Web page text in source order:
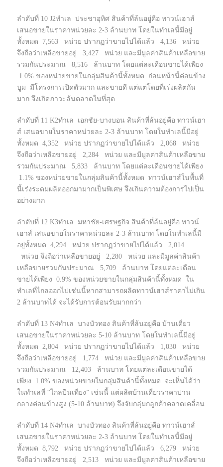
ลำดับที่ 10 J2ทำเล ประชาอุทิศ สินค้าที่ล้นอยู่คือ ทาวน์เฮาส์
เสนอขายในราคาหน่วยละ 2-3 ล้านบาท โดยในทำเลนี้มีอยู่
ทั้งหมด 7,563 หน่วย ปรากฏว่าขายไปได้แล้ว 4,136 หน่วย
จึงถือว่าเหลือขายอยู่ 3,427 หน่วย และมีมูลค่าสินค้าเหลือขาย
รวมกันประมาณ 8,516 ล้านบาท โดยแต่ละเดือนขายได้เพียง
1.0% ของหน่วยขายในกลุ่มสินค้านี้ทั้งหมด ก่อนหน้านี้ค่อนข้าง
บูม มีโครงการเปิดตัวมาก และขายดี แต่แต่โดยที่เร่งผลิตกัน
มาก จึงเกิดภาวะล้นตลาดในที่สุด
ลำดับที่ 11 K2ทำเล เอกชัย-บางบอน สินค้าที่ล้นอยู่คือ ทาวน์เฮา
ส์ เสนอขายในราคาหน่วยละ 2-3 ล้านบาท โดยในทำเลนี้มีอยู่
ทั้งหมด 4,352 หน่วย ปรากฏว่าขายไปได้แล้ว 2,068 หน่วย
จึงถือว่าเหลือขายอยู่ 2,284 หน่วย และมีมูลค่าสินค้าเหลือขาย
รวมกันประมาณ 5,833 ล้านบาท โดยแต่ละเดือนขายได้เพียง
1.1% ของหน่วยขายในกลุ่มสินค้านี้ทั้งหมด ทาวน์เฮาส์ในพื้นที่
นี้เร่งระดมผลิตออกมามากเป็นพิเศษ จึงเกินความต้องการไปเป็น
อย่างมาก
ลำดับที่ 12 K3ทำเล มหาชัย-เศรษฐกิจ สินค้าที่ล้นอยู่คือ ทาวน์
เฮาส์ เสนอขายในราคาหน่วยละ 2-3 ล้านบาท โดยในทำเลนี้มี
อยู่ทั้งหมด 4,294 หน่วย ปรากฏว่าขายไปได้แล้ว 2,014
หน่วย จึงถือว่าเหลือขายอยู่ 2,280 หน่วย และมีมูลค่าสินค้า
เหลือขายรวมกันประมาณ 5,709 ล้านบาท โดยแต่ละเดือน
ขายได้เพียง 0.9% ของหน่วยขายในกลุ่มสินค้านี้ทั้งหมด ใน
ทำเลที่ไกลออกไปเช่นนี้หากสามารถผลิตทาวน์เฮาส์ราคาไม่เกิน
2 ล้านบาทได้ จะได้รับการต้อนรับมากกว่า
ลำดับที่ 13 N4ทำเล บางบัวทอง สินค้าที่ล้นอยู่คือ บ้านเดี่ยว
เสนอขายในราคาหน่วยละ 5-10 ล้านบาท โดยในทำเลนี้มีอยู่
ทั้งหมด 2,804 หน่วย ปรากฏว่าขายไปได้แล้ว 1,030 หน่วย
จึงถือว่าเหลือขายอยู่ 1,774 หน่วย และมีมูลค่าสินค้าเหลือขาย
รวมกันประมาณ 12,403 ล้านบาท โดยแต่ละเดือนขายได้
เพียง 1.0% ของหน่วยขายในกลุ่มสินค้านี้ทั้งหมด จะเห็นได้ว่า
ในทำเลที่ “ไกลปืนเที่ยง” เช่นนี้ แต่ผลิตบ้านเดี่ยวราคาปาน
กลางค่อนข้างสูง (5-10 ล้านบาท) จึงจับกลุ่มกลูกค้าคลาดเคลื่อน
ลำดับที่ 14 N4ทำเล บางบัวทอง สินค้าที่ล้นอยู่คือ ทาวน์เฮาส์
เสนอขายในราคาหน่วยละ 2-3 ล้านบาท โดยในทำเลนี้มีอยู่
ทั้งหมด 8,792 หน่วย ปรากฏว่าขายไปได้แล้ว 6,279 หน่วย
จึงถือว่าเหลือขายอยู่ 2,513 หน่วย และมีมูลค่าสินค้าเหลือขาย